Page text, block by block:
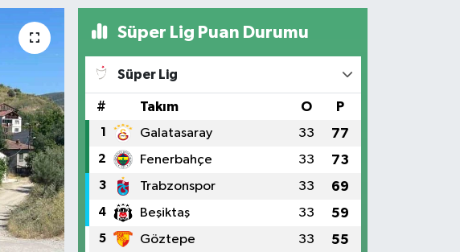
Süper Lig Puan Durumu
Süper Lig
# Takım O P
1 Galatasaray 33 77
2 Fenerbahçe 33 73
3 Trabzonspor 33 69
4 Beşiktaş 33 59
5 Göztepe 33 55